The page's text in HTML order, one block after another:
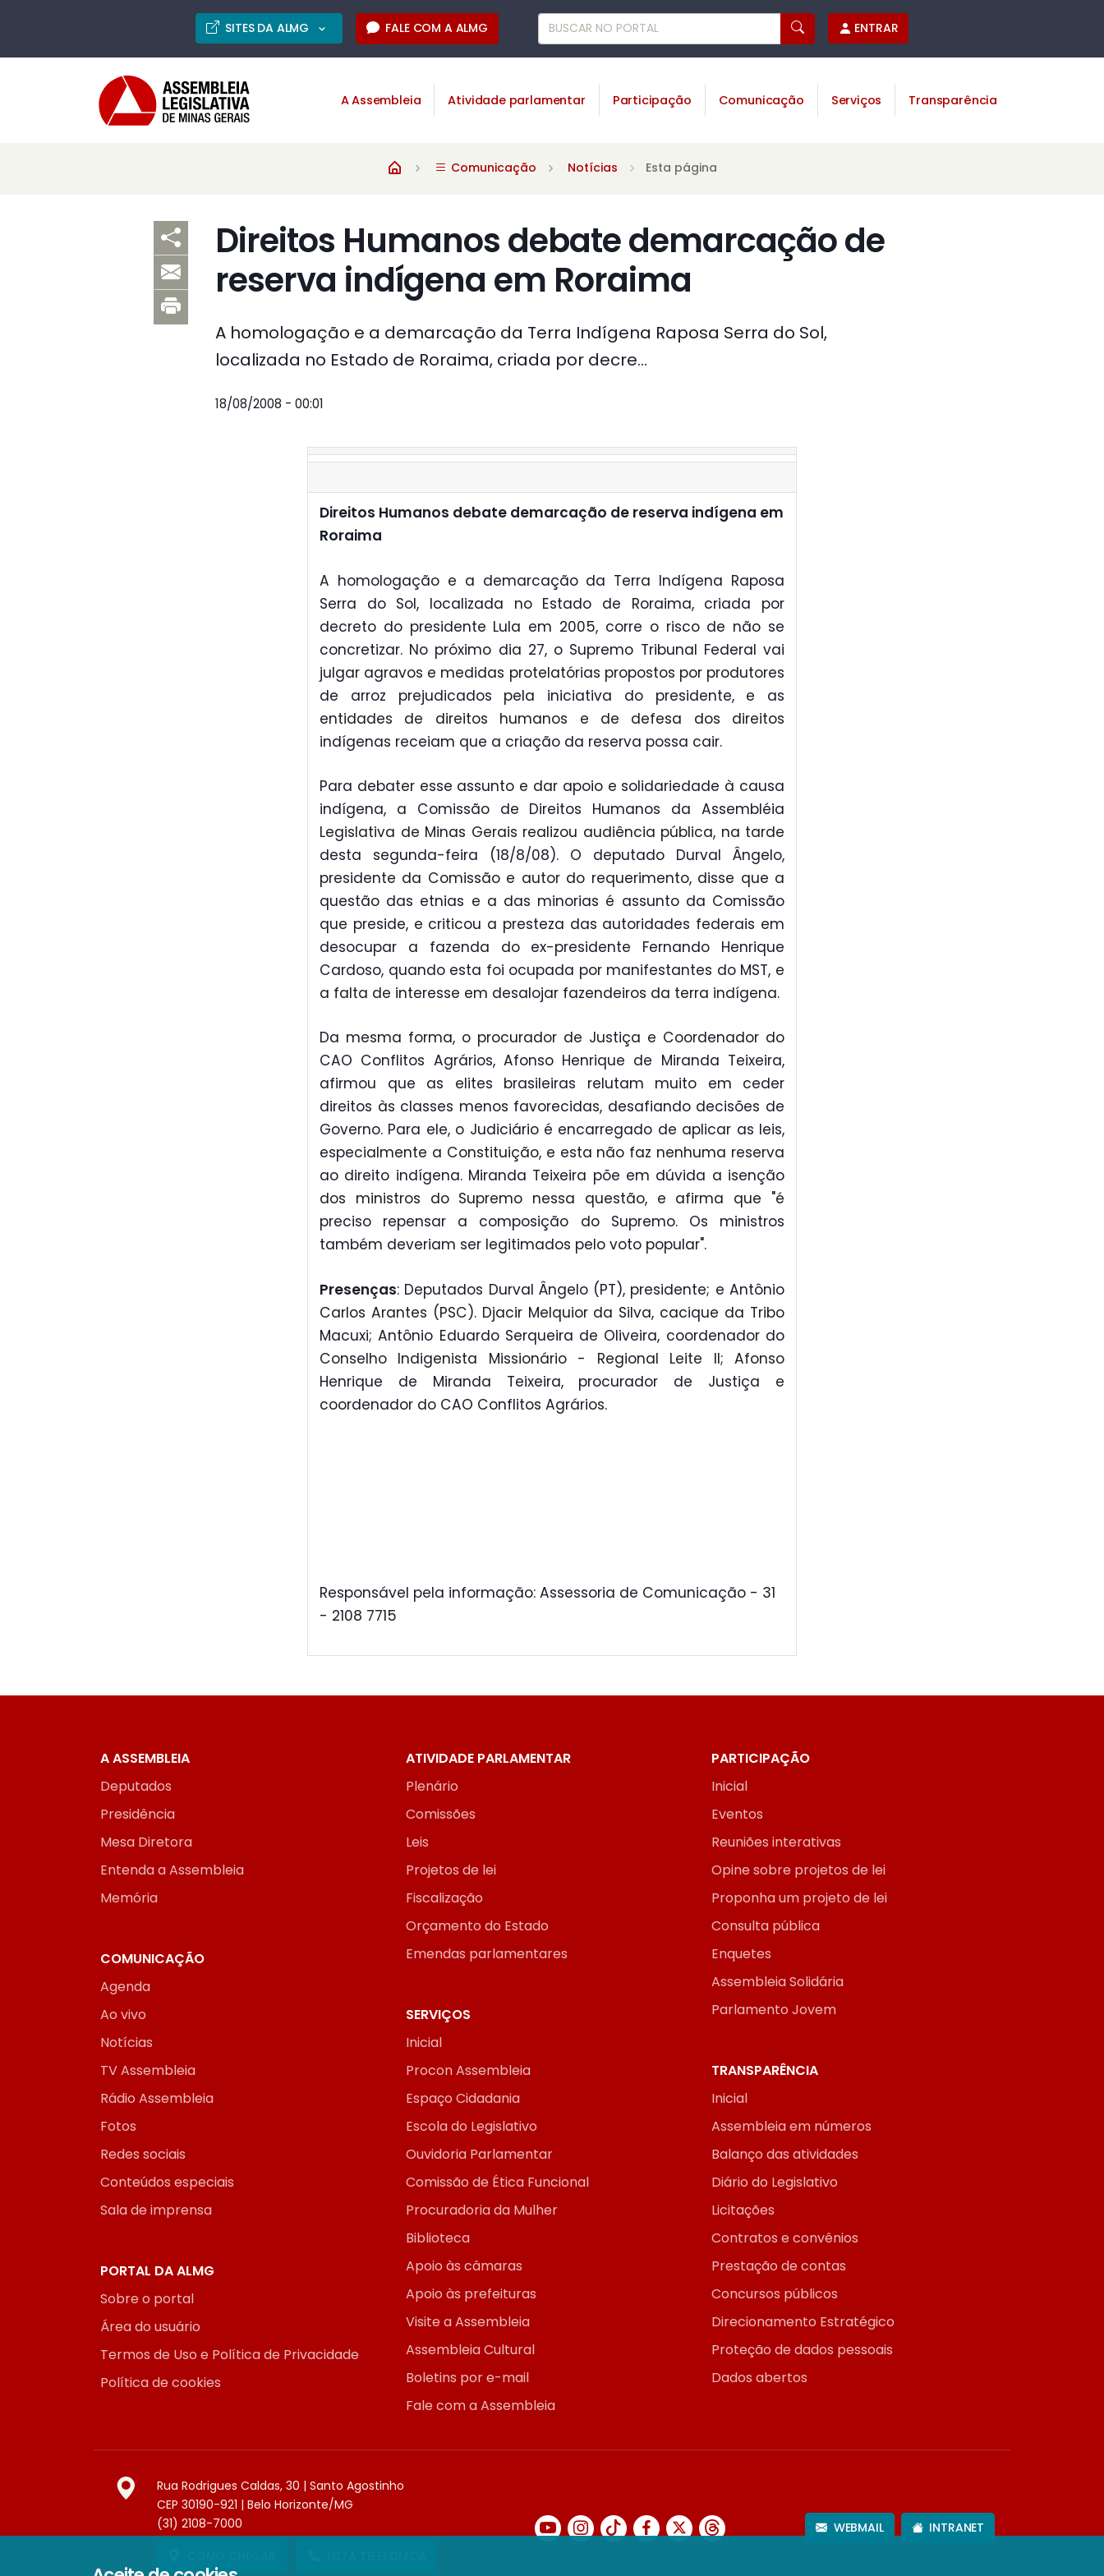
SITES DA ALMG FALE COM A ALMG ENTRAR
A Assembleia Atividade parlamentar Participação Comunicação Serviços Transparência
Comunicação Notícias Esta página
Direitos Humanos debate demarcação de
reserva indígena em Roraima
A homologação e a demarcação da Terra Indígena Raposa Serra do Sol,
localizada no Estado de Roraima, criada por decre...
18/08/2008 - 00:01
Direitos Humanos debate demarcação de reserva indígena em
Roraima
A homologação e a demarcação da Terra Indígena Raposa
Serra do Sol, localizada no Estado de Roraima, criada por
decreto do presidente Lula em 2005, corre o risco de não se
concretizar. No próximo dia 27, o Supremo Tribunal Federal vai
julgar agravos e medidas protelatórias propostos por produtores
de arroz prejudicados pela iniciativa do presidente, e as
entidades de direitos humanos e de defesa dos direitos
indígenas receiam que a criação da reserva possa cair.
Para debater esse assunto e dar apoio e solidariedade à causa
indígena, a Comissão de Direitos Humanos da Assembléia
Legislativa de Minas Gerais realizou audiência pública, na tarde
desta segunda-feira (18/8/08). O deputado Durval Ângelo,
presidente da Comissão e autor do requerimento, disse que a
questão das etnias e a das minorias é assunto da Comissão
que preside, e criticou a presteza das autoridades federais em
desocupar a fazenda do ex-presidente Fernando Henrique
Cardoso, quando esta foi ocupada por manifestantes do MST, e
a falta de interesse em desalojar fazendeiros da terra indígena.
Da mesma forma, o procurador de Justiça e Coordenador do
CAO Conflitos Agrários, Afonso Henrique de Miranda Teixeira,
afirmou que as elites brasileiras relutam muito em ceder
direitos às classes menos favorecidas, desafiando decisões de
Governo. Para ele, o Judiciário é encarregado de aplicar as leis,
especialmente a Constituição, e esta não faz nenhuma reserva
ao direito indígena. Miranda Teixeira põe em dúvida a isenção
dos ministros do Supremo nessa questão, e afirma que "é
preciso repensar a composição do Supremo. Os ministros
também deveriam ser legitimados pelo voto popular".
Presenças: Deputados Durval Ângelo (PT), presidente; e Antônio
Carlos Arantes (PSC). Djacir Melquior da Silva, cacique da Tribo
Macuxi; Antônio Eduardo Serqueira de Oliveira, coordenador do
Conselho Indigenista Missionário - Regional Leite II; Afonso
Henrique de Miranda Teixeira, procurador de Justiça e
coordenador do CAO Conflitos Agrários.
Responsável pela informação: Assessoria de Comunicação - 31
- 2108 7715
A ASSEMBLEIA
Deputados
Presidência
Mesa Diretora
Entenda a Assembleia
Memória
ATIVIDADE PARLAMENTAR
Plenário
Comissões
Leis
Projetos de lei
Fiscalização
Orçamento do Estado
Emendas parlamentares
PARTICIPAÇÃO
Inicial
Eventos
Reuniões interativas
Opine sobre projetos de lei
Proponha um projeto de lei
Consulta pública
Enquetes
Assembleia Solidária
Parlamento Jovem
COMUNICAÇÃO
Agenda
Ao vivo
Notícias
TV Assembleia
Rádio Assembleia
Fotos
Redes sociais
Conteúdos especiais
Sala de imprensa
SERVIÇOS
Inicial
Procon Assembleia
Espaço Cidadania
Escola do Legislativo
Ouvidoria Parlamentar
Comissão de Ética Funcional
Procuradoria da Mulher
Biblioteca
Apoio às câmaras
Apoio às prefeituras
Visite a Assembleia
Assembleia Cultural
Boletins por e-mail
Fale com a Assembleia
TRANSPARÊNCIA
Inicial
Assembleia em números
Balanço das atividades
Diário do Legislativo
Licitações
Contratos e convênios
Prestação de contas
Concursos públicos
Direcionamento Estratégico
Proteção de dados pessoais
Dados abertos
PORTAL DA ALMG
Sobre o portal
Área do usuário
Termos de Uso e Política de Privacidade
Política de cookies
Rua Rodrigues Caldas, 30 | Santo Agostinho
CEP 30190-921 | Belo Horizonte/MG
(31) 2108-7000
WEBMAIL INTRANET